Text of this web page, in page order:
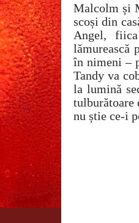
Malcolm și
scoși din
Angel,
lămurească
în nimeni –
Tandy va
la lumină
tulburătoare
nu știe ce-i